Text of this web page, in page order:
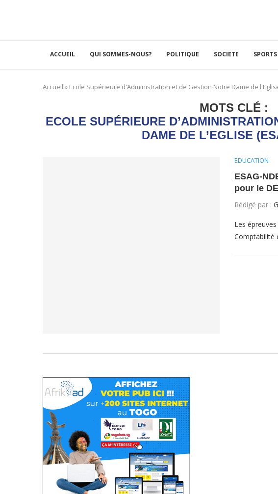
ACCUEIL QUI SOMMES-NOUS? POLITIQUE SOCIETE SPORTS
Accueil » Ecole Supérieure d'Administration et de Gestion Notre Dame de l'Eglise
MOTS CLÉ :
ECOLE SUPÉRIEURE
DAME DE L’EGLISE
EDUCATION
ESAG-
pour le
Rédigé par :
Les
Comptabilité